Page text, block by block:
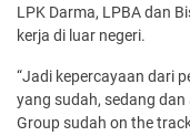
LPK Darma, LPBA dan
kerja di luar negeri.
“Jadi kepercayaan dari
yang sudah, sedang
Group sudah on the